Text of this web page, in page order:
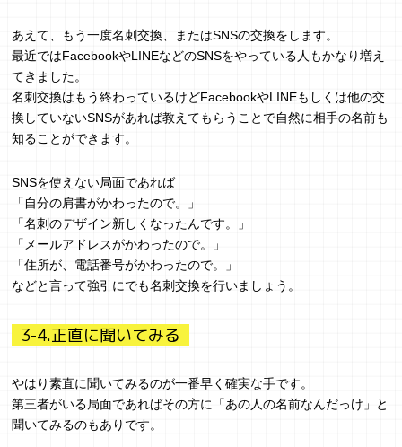
あえて、もう一度名刺交換、またはSNSの交換をします。
最近ではFacebookやLINEなどのSNSをやっている人もかなり増え
てきました。
名刺交換はもう終わっているけどFacebookやLINEもしくは他の交
換していないSNSがあれば教えてもらうことで自然に相手の名前も
知ることができます。
SNSを使えない局面であれば
「自分の肩書がかわったので。」
「名刺のデザイン新しくなったんです。」
「メールアドレスがかわったので。」
「住所が、電話番号がかわったので。」
などと言って強引にでも名刺交換を行いましょう。
3-4.正直に聞いてみる
やはり素直に聞いてみるのが一番早く確実な手です。
第三者がいる局面であればその方に「あの人の名前なんだっけ」と
聞いてみるのもありです。